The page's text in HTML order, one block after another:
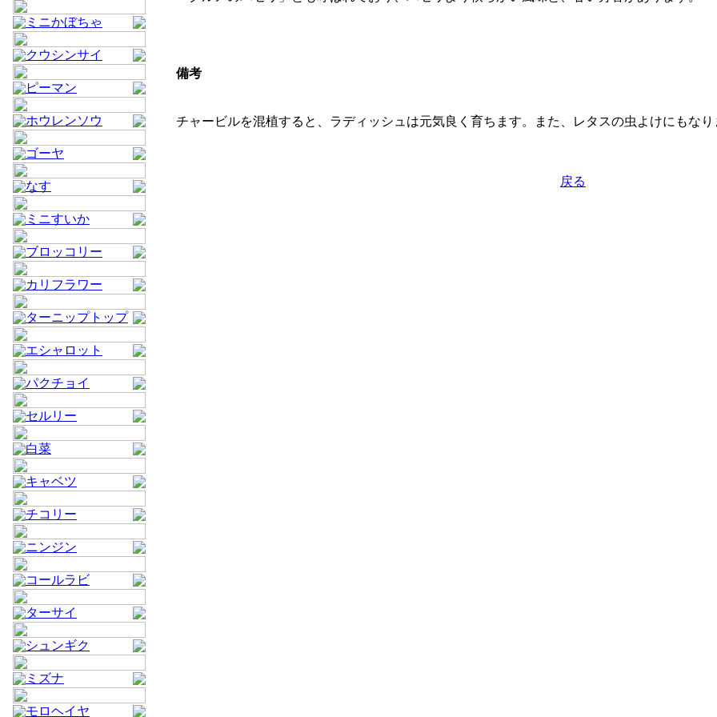
ミニかぼちゃ
クウシンサイ
ピーマン
ホウレンソウ
ゴーヤ
なす
ミニすいか
ブロッコリー
カリフラワー
ターニップトップ
エシャロット
パクチョイ
セルリー
白菜
キャベツ
チコリー
ニンジン
コールラビ
ターサイ
シュンギク
ミズナ
モロヘイヤ
備考
チャービルを混植すると、ラディッシュは元気良く育ちます。また、レタスの虫よけにもなり
戻る